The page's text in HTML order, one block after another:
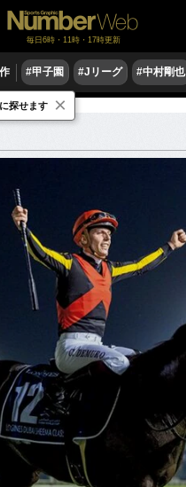
毎日6時・11時・17時更新
#甲子園 #Jリーグ #中村剛也
探せます ×